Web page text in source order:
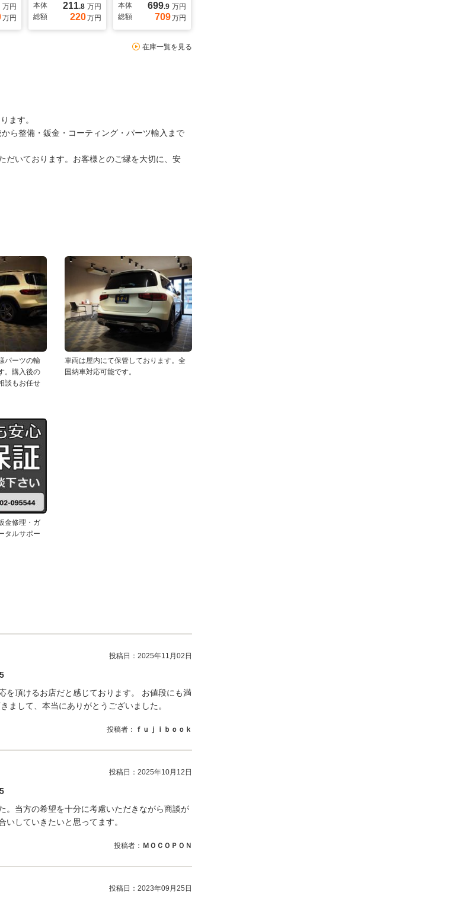
万円
万円
本体 211.8 万円
総額
220万円
本体 699.9 万円
総額
709万円
在庫一覧を見る
ます。
ら整備・鈑金・コーティング・パーツ輸入まで
だいております。お客様とのご縁を大切に、安
パーツの輸
。購入後の
談もお任せ
車両は屋内にて保管しております。全
国納車対応可能です。
金修理・ガ
タルサポー
投稿日： 2025年11月02日
5
を頂けるお店だと感じております。 お値段にも満
まして、本当にありがとうございました。
投稿者： ｆｕｊｉｂｏｏｋ
投稿日： 2025年10月12日
5
。当方の希望を十分に考慮いただきながら商談が
していきたいと思ってます。
投稿者： ＭＯＣＯＰＯＮ
投稿日： 2023年09月25日